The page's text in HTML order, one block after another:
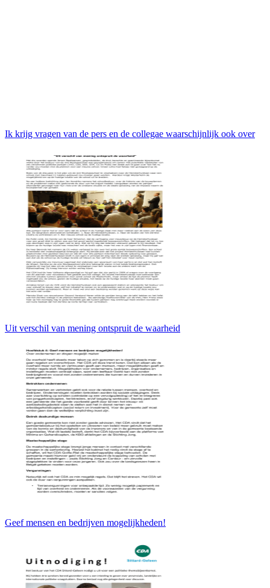
Ik krijg vragen van de pers en de collegae waarschijnlijk ook over
Uit verschil van mening ontspruit de waarheid
Geef mensen en bedrijven mogelijkheden!